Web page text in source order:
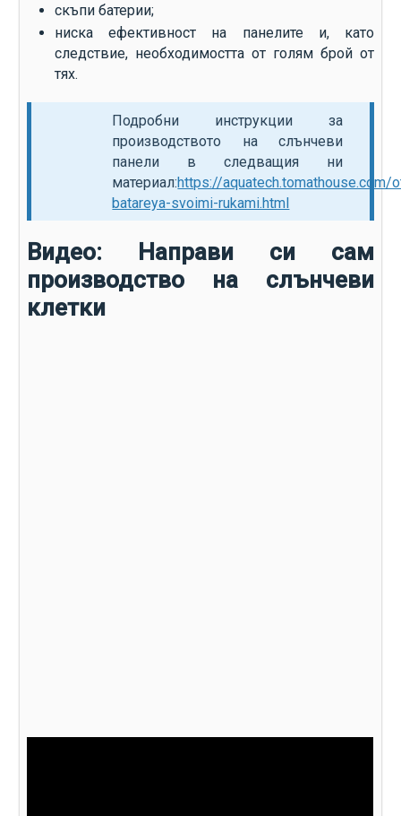
скъпи батерии;
ниска ефективност на панелите и, като
следствие, необходимостта от голям брой от
тях.
Подробни инструкции за
производството на слънчеви
панели в следващия ни
материал:https://
batareya-svoimi-rukami.html
Видео: Направи си сам
производство на слънчеви
клетки